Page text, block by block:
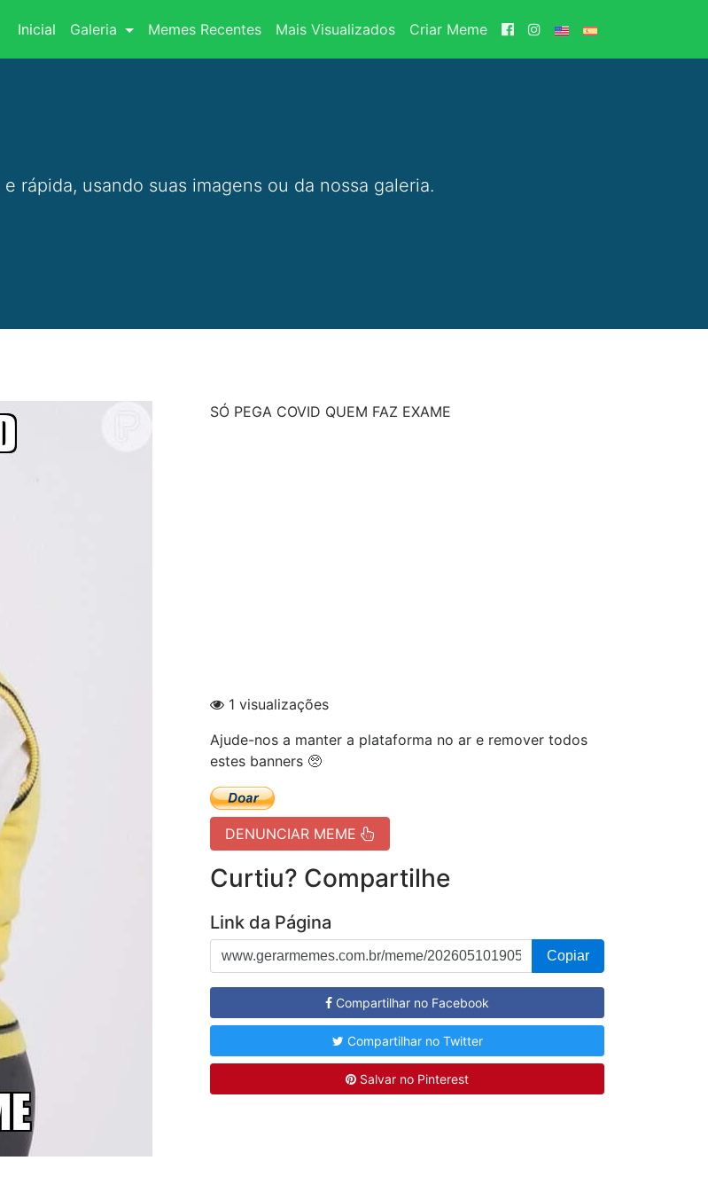
Inicial(current)
Galeria Memes Recentes Mais Visualizados Criar Meme
rápida, usando suas imagens ou da nossa galeria.
SÓ PEGA COVID QUEM FAZ EXAME
1 visualizações
Ajude-nos a manter a plataforma no ar e remover todos
estes banners 🥺
DENUNCIAR MEME
Curtiu? Compartilhe
Link da Página
Copiar
Compartilhar no Facebook
Compartilhar no Twitter
Salvar no Pinterest